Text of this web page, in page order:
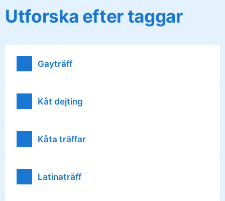
Utforska efter taggar
Gayträff
Kåt dejting
Kåta träffar
Latinaträff